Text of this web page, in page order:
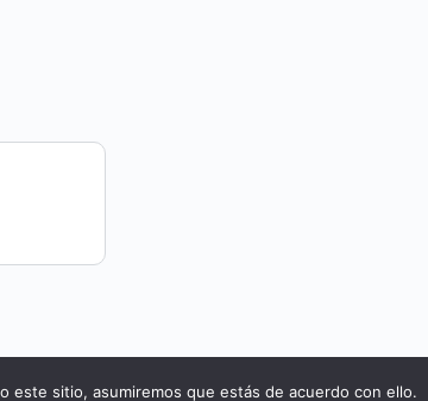
este sitio, asumiremos que estás de acuerdo con ello.